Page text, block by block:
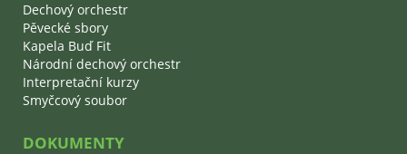
Dechový orchestr
Pěvecké sbory
Kapela Buď Fit
Národní dechový orchestr
Interpretační kurzy
Smyčcový soubor
DOKUMENTY